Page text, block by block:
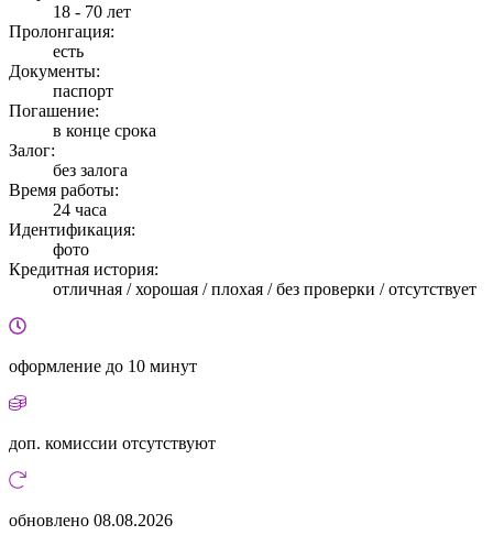
18 - 70 лет
Пролонгация:
есть
Документы:
паспорт
Погашение:
в конце срока
Залог:
без залога
Время работы:
24 часа
Идентификация:
фото
Кредитная история:
отличная / хорошая / плохая / без проверки / отсутствует
оформление до 10 минут
доп. комиссии отсутствуют
обновлено 08.08.2026